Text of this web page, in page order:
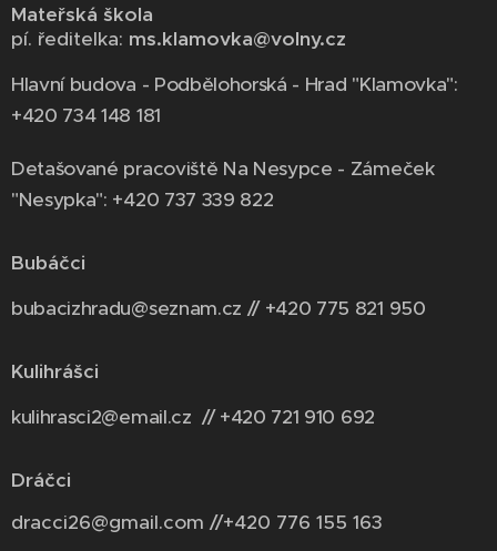
Mateřská škola
pí. ředitelka: ms.klamovka@volny.cz
Hlavní budova - Podbělohorská - Hrad "Klamovka":
+420 734 148 181
Detašované pracoviště Na Nesypce - Zámeček
"Nesypka": +420 737 339 822
Bubáčci
bubacizhradu@seznam.cz // +420 775 821 950
Kulihrášci
kulihrasci2@email.cz // +420 721 910 692
Dráčci
dracci26@gmail.com //+420 776 155 163